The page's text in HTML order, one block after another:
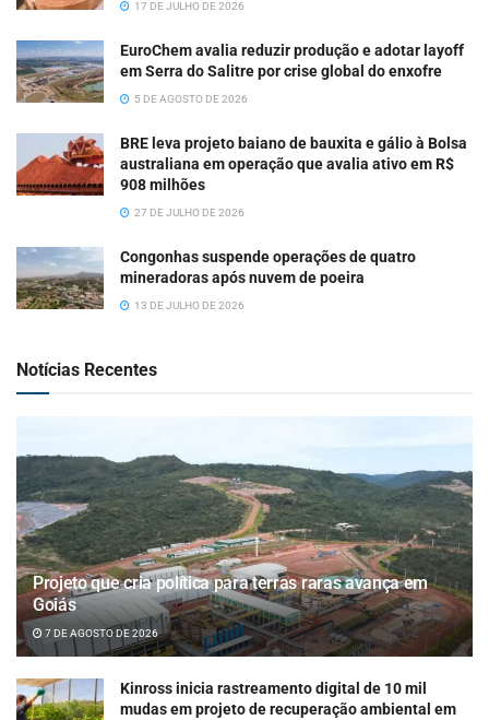
17 DE JULHO DE 2026
EuroChem avalia reduzir produção e adotar layoff
em Serra do Salitre por crise global do enxofre
5 DE AGOSTO DE 2026
BRE leva projeto baiano de bauxita e gálio à Bolsa
australiana em operação que avalia ativo em R$
908 milhões
27 DE JULHO DE 2026
Congonhas suspende operações de quatro
mineradoras após nuvem de poeira
13 DE JULHO DE 2026
Notícias Recentes
Projeto que cria política para terras raras avança em
Goiás
7 DE AGOSTO DE 2026
Kinross inicia rastreamento digital de 10 mil
mudas em projeto de recuperação ambiental em